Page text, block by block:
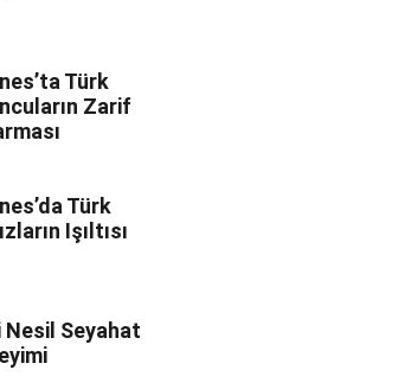
Türk
Zarif
Türk
Işıltısı
Nesil Seyahat